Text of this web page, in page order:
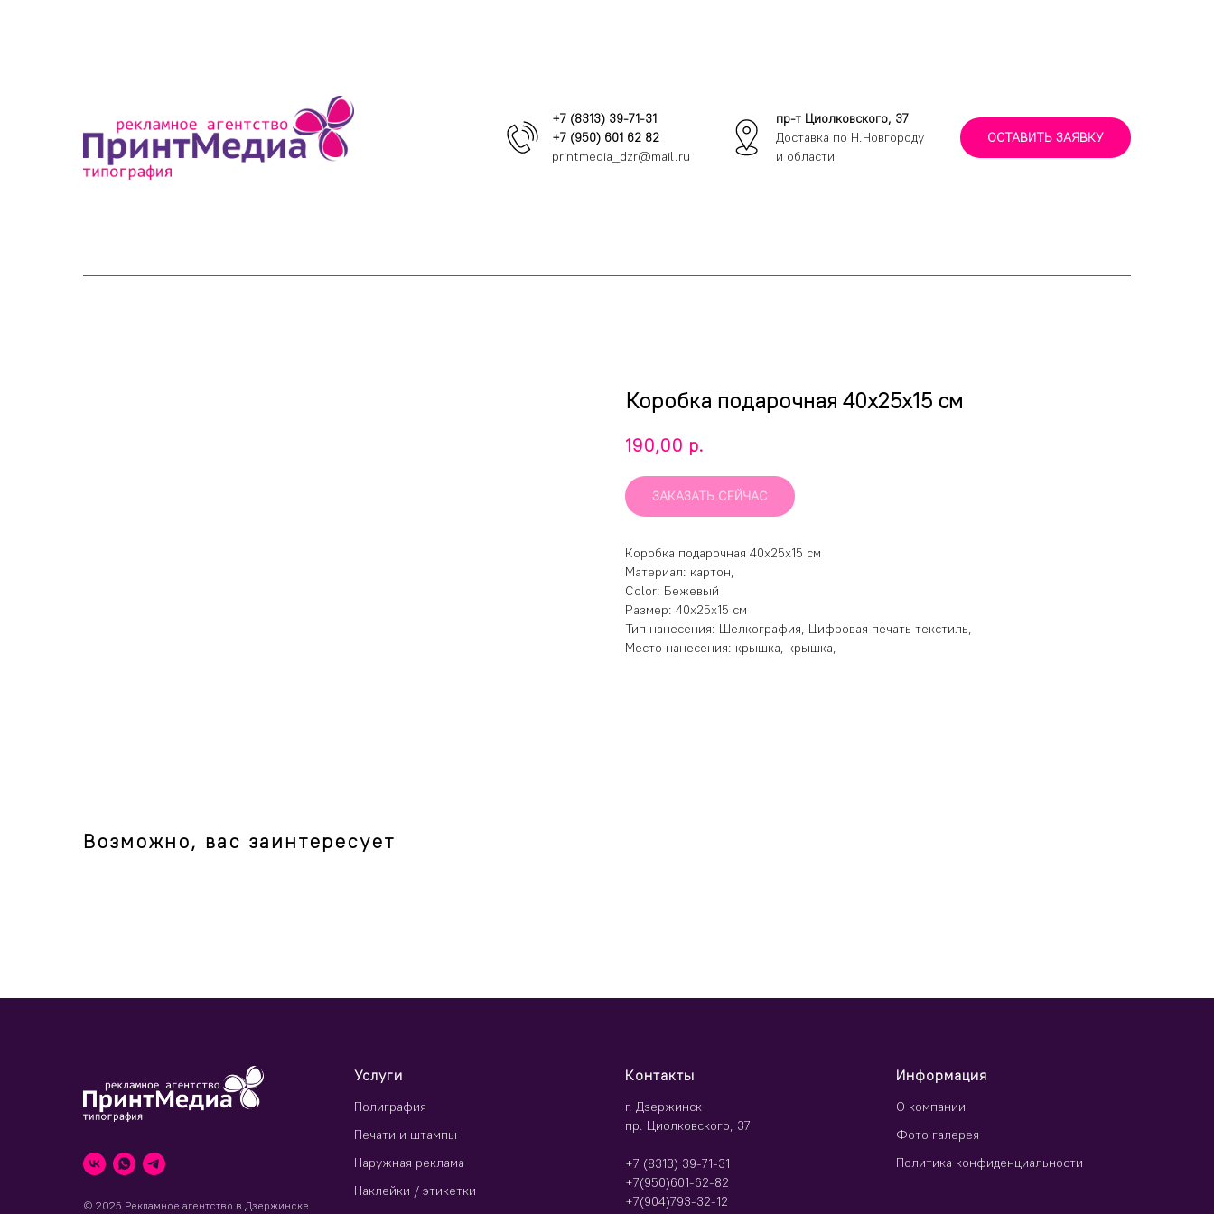
+7 (8313) 39-71-31
+7 (950) 601 62 82
printmedia_dzr@mail.ru
пр-т Циолковского, 37
Доставка по Н.Новгороду
и области
ОСТАВИТЬ ЗАЯВКУ
Коробка подарочная 40х25х15 см
190,00 р.
ЗАКАЗАТЬ СЕЙЧАС
Коробка подарочная 40х25х15 см
Материал: картон,
Color: Бежевый
Размер: 40х25х15 см
Тип нанесения: Шелкография, Цифровая печать текстиль,
Место нанесения: крышка, крышка,
Возможно, вас заинтересует
© 2025 Рекламное агентство в Дзержинске
Услуги
Полиграфия
Печати и штампы
Наружная реклама
Наклейки / этикетки
Контакты
г. Дзержинск
пр. Циолковского, 37
+7 (8313) 39-71-31
+7(950)601-62-82
+7(904)793-32-12
Информация
О компании
Фото галерея
Политика конфиденциальности